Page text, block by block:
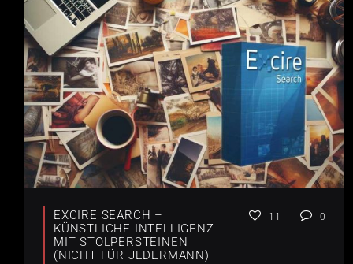
EXCIRE SEARCH –
KÜNSTLICHE INTELLIGENZ
MIT STOLPERSTEINEN
(NICHT FÜR JEDERMANN)
11 0